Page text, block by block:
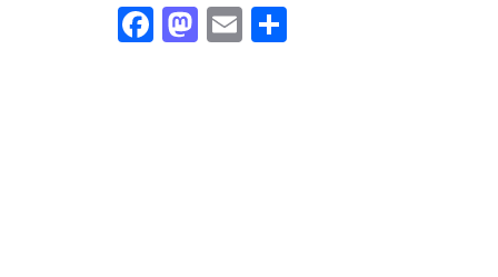
Facebook
Mastodon
Email